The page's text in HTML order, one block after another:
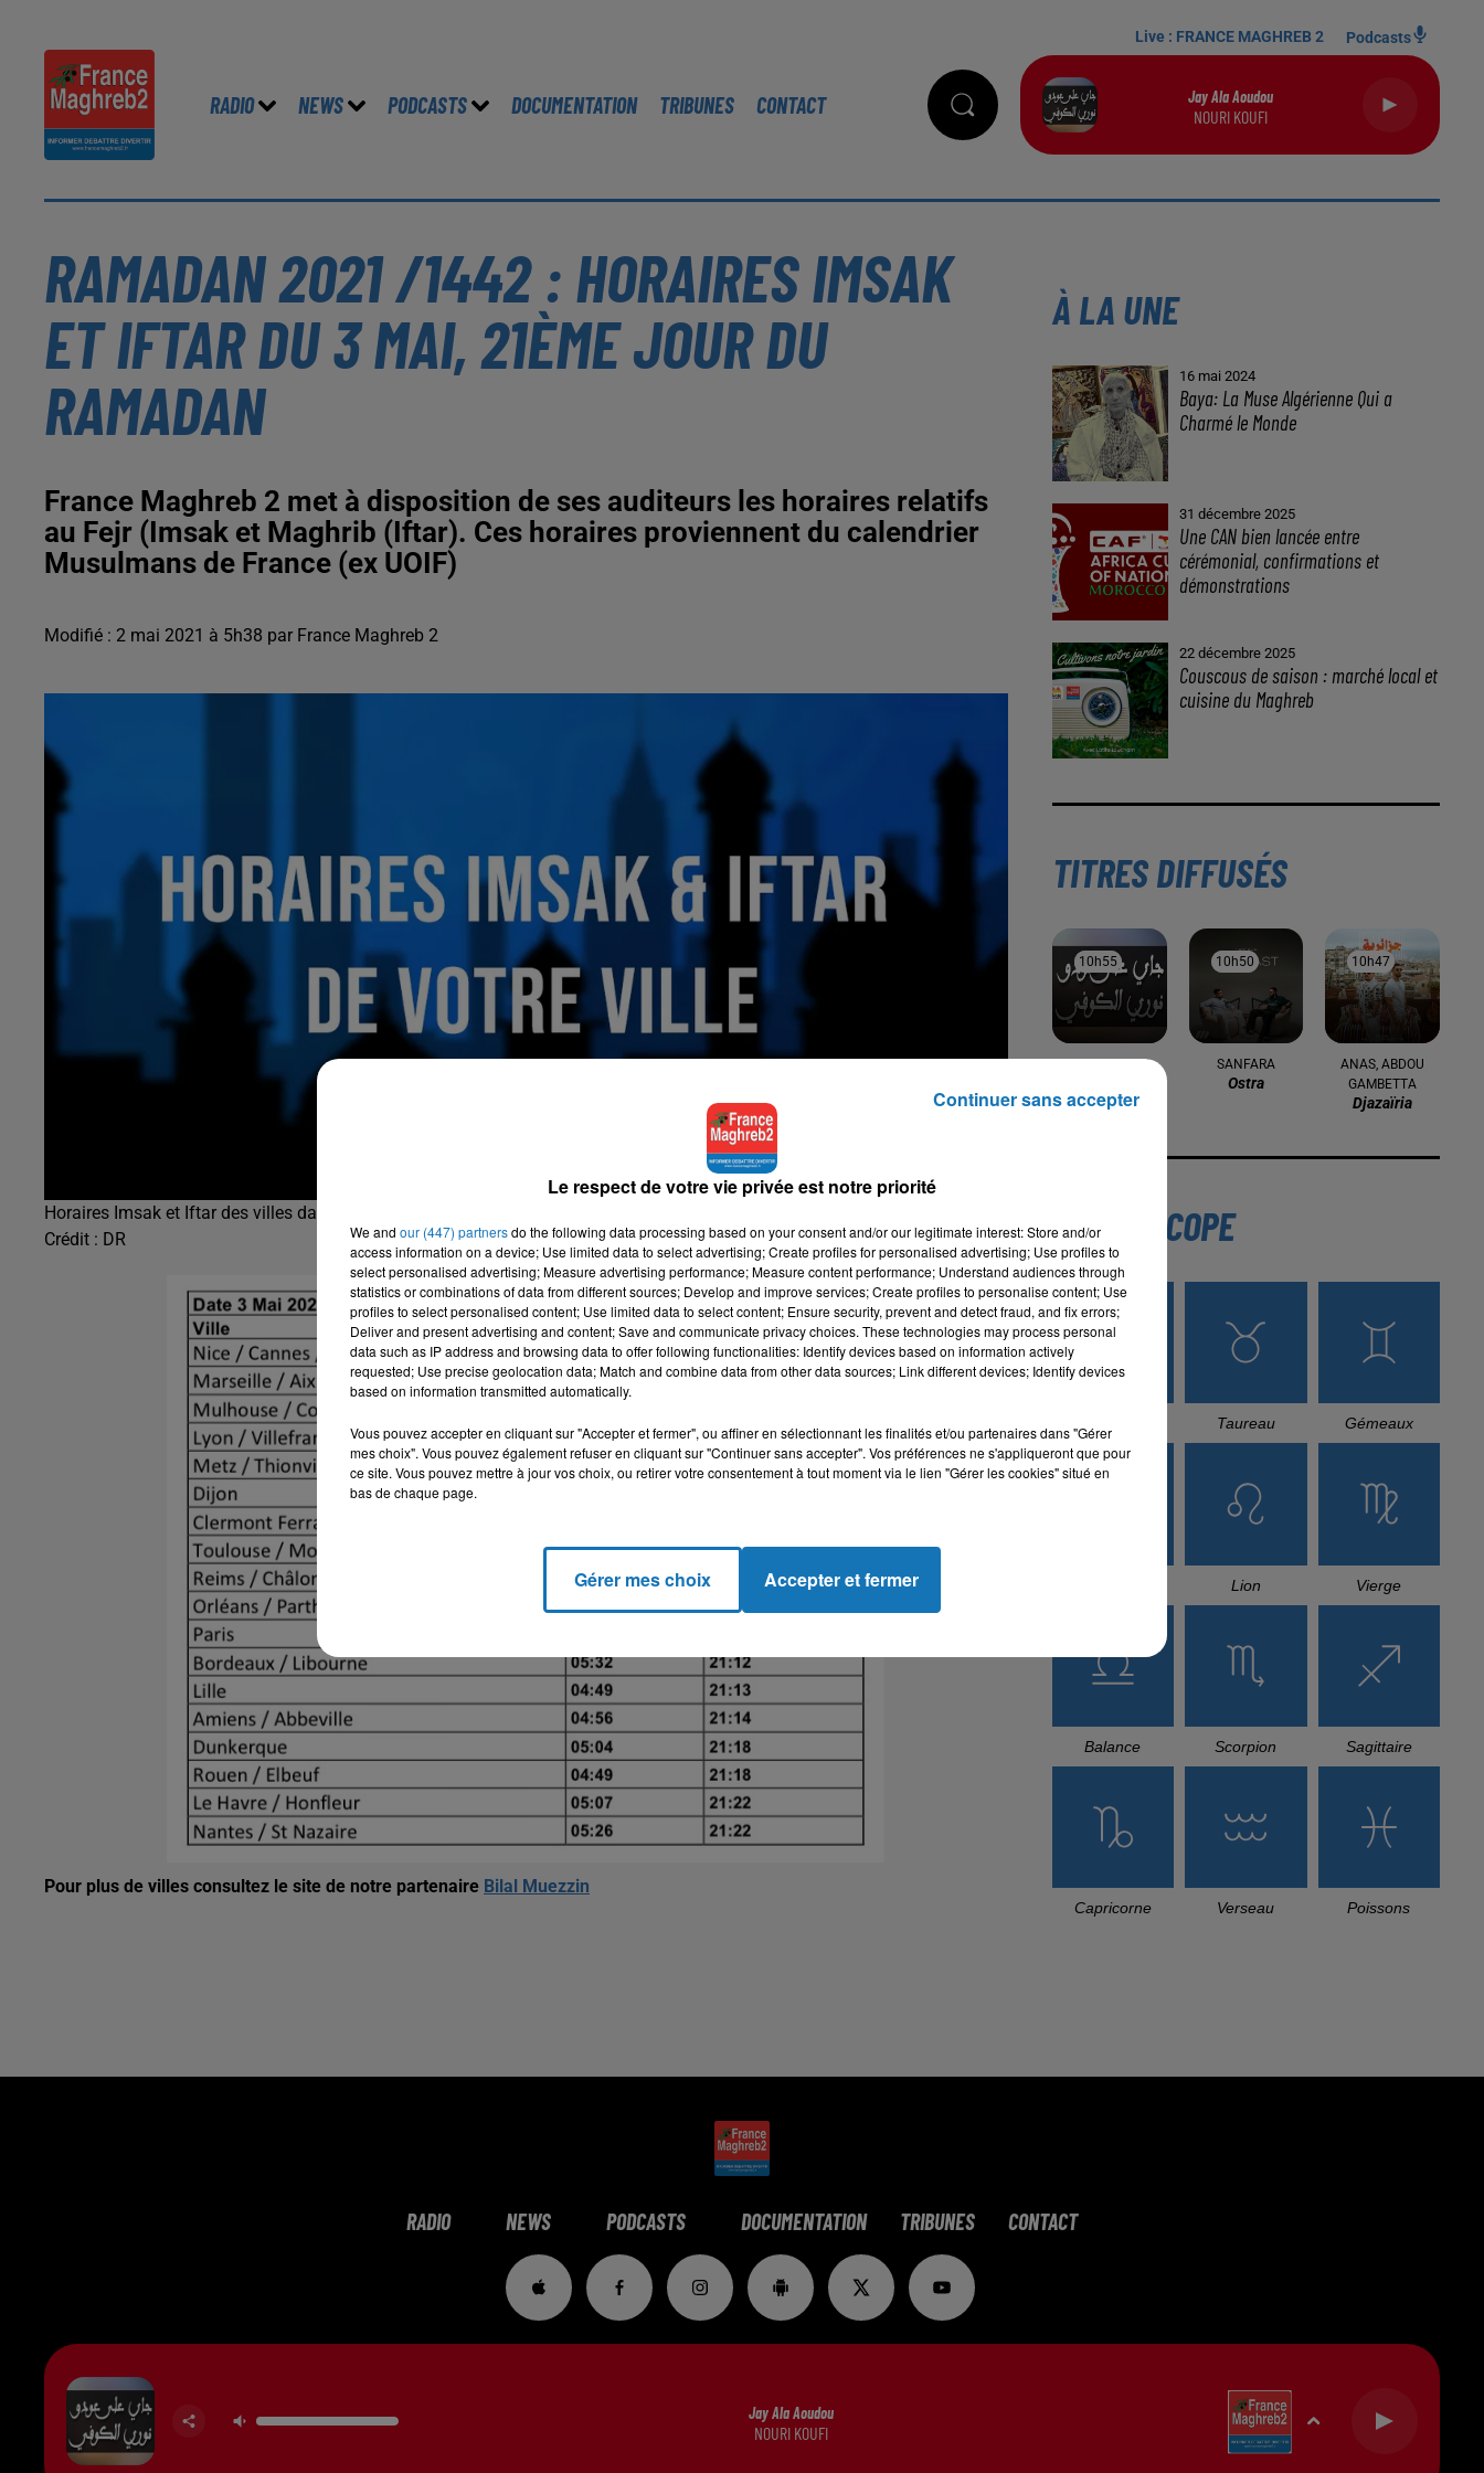
RADIO NEWS PODCASTS DOCUMENTATION TRIBUNES CONTACT
Live : FRANCE MAGHREB 2 Podcasts
Jay Ala Aoudou
NOURI KOUFI
RAMADAN 2021 /1442 : HORAIRES IMSAK
ET IFTAR DU 3 MAI, 21ÈME JOUR DU
RAMADAN
France Maghreb 2 met à disposition de ses auditeurs les horaires relatifs
au Fejr (Imsak et Maghrib (Iftar). Ces horaires proviennent du calendrier
Musulmans de France (ex UOIF)
Modifié : 2 mai 2021 à 5h38 par France Maghreb 2
Horaires Imsak et Iftar des villes dans lesquelles France Maghreb 2 diffuse ses programmes FM & DAB+
Crédit : DR
Pour plus de villes consultez le site de notre partenaire Bilal Muezzin
À LA UNE
16 mai 2024
Baya: La Muse Algérienne Qui a
Charmé le Monde
31 décembre 2025
Une CAN bien lancée entre
cérémonial, confirmations et
démonstrations
22 décembre 2025
Couscous de saison : marché local et
cuisine du Maghreb
TITRES DIFFUSÉS
10h55
10h55
NOURI KOUFI
10h50
10h50
SANFARA
Ostra
10h47
10h47
ANAS, ABDOU
GAMBETTA
Djazaïria
L'HOROSCOPE
Taureau Gémeaux
Lion Vierge
Balance Scorpion Sagittaire
Capricorne Verseau Poissons
RADIO NEWS PODCASTS DOCUMENTATION TRIBUNES CONTACT
Jay Ala Aoudou
NOURI KOUFI
Le respect de votre vie privée est notre priorité
We and our (447) partnersdo the following data processing based on your consent and/or our legitimate interest: Store and/or
access information on a device; Use limited data to select advertising; Create profiles for personalised advertising; Use profiles to
select personalised advertising; Measure advertising performance; Measure content performance; Understand audiences through
statistics or combinations of data from different sources; Develop and improve services; Create profiles to personalise content; Use
profiles to select personalised content; Use limited data to select content; Ensure security, prevent and detect fraud, and fix errors;
Deliver and present advertising and content; Save and communicate privacy choices. These technologies may process personal
data such as IP address and browsing data to offer following functionalities: Identify devices based on information actively
requested; Use precise geolocation data; Match and combine data from other data sources; Link different devices; Identify devices
based on information transmitted automatically.
Vous pouvez accepter en cliquant sur "Accepter et fermer", ou affiner en sélectionnant les finalités et/ou partenaires dans "Gérer
mes choix". Vous pouvez également refuser en cliquant sur "Continuer sans accepter". Vos préférences ne s'appliqueront que pour
ce site. Vous pouvez mettre à jour vos choix, ou retirer votre consentement à tout moment via le lien "Gérer les cookies" situé en
bas de chaque page.
Gérer mes choix Accepter et fermer
Continuer sans accepter